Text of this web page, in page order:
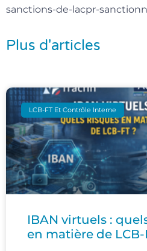
sanctions-de-lacpr-
Plus d'articles
LCB-FT Et Contrôle Interne
IBAN virtuels :
en matière de LCB-